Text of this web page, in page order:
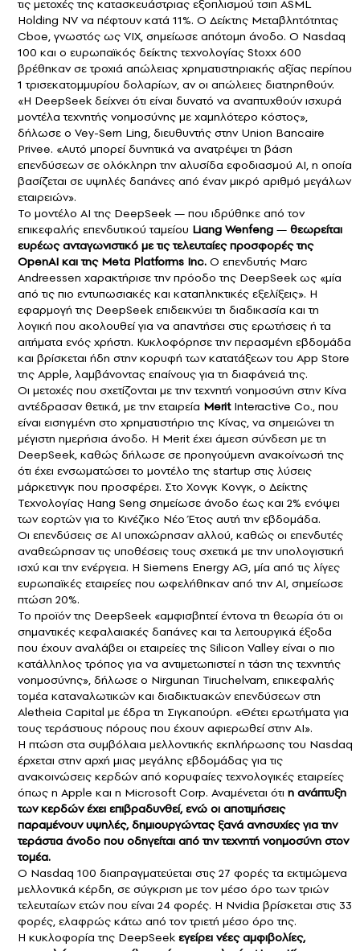
τις μετοχές της κατασκευάστριας εξοπλισμού τσιπ ASML
Holding NV να πέφτουν κατά 11%. Ο Δείκτης Μεταβλητότητας
Cboe, γνωστός ως VIX, σημείωσε απότομη άνοδο. Ο Nasdaq
100 και ο ευρωπαϊκός δείκτης τεχνολογίας Stoxx 600
βρέθηκαν σε τροχιά απώλειας χρηματιστηριακής αξίας περίπου
1 τρισεκατομμυρίου δολαρίων, αν οι απώλειες διατηρηθούν.
«Η DeepSeek δείχνει ότι είναι δυνατό να αναπτυχθούν ισχυρά
μοντέλα τεχνητής νοημοσύνης με χαμηλότερο κόστος»,
δήλωσε ο Vey-Sern Ling, διευθυντής στην Union Bancaire
Privee. «Αυτό μπορεί δυνητικά να ανατρέψει τη βάση
επενδύσεων σε ολόκληρη την αλυσίδα εφοδιασμού AI, η οποία
βασίζεται σε υψηλές δαπάνες από έναν μικρό αριθμό μεγάλων
εταιρειών».
Το μοντέλο AI της DeepSeek — που ιδρύθηκε από τον
επικεφαλής επενδυτικού ταμείου Liang Wenfeng — θεωρείται
ευρέως ανταγωνιστικό με τις τελευταίες προσφορές της
OpenAI και της Meta Platforms Inc. Ο επενδυτής Marc
Andreessen χαρακτήρισε την πρόοδο της DeepSeek ως «μία
από τις πιο εντυπωσιακές και καταπληκτικές εξελίξεις». Η
εφαρμογή της DeepSeek επιδεικνύει τη διαδικασία και τη
λογική που ακολουθεί για να απαντήσει στις ερωτήσεις ή τα
αιτήματα ενός χρήστη. Κυκλοφόρησε την περασμένη εβδομάδα
και βρίσκεται ήδη στην κορυφή των κατατάξεων του App Store
της Apple, λαμβάνοντας επαίνους για τη διαφάνειά της.
Οι μετοχές που σχετίζονται με την τεχνητή νοημοσύνη στην Κίνα
αντέδρασαν θετικά, με την εταιρεία MeritInteractive Co., που
είναι εισηγμένη στο χρηματιστήριο της Κίνας, να σημειώνει τη
μέγιστη ημερήσια άνοδο. Η Merit έχει άμεση σύνδεση με τη
DeepSeek, καθώς δήλωσε σε προηγούμενη ανακοίνωσή της
ότι έχει ενσωματώσει το μοντέλο της startup στις λύσεις
μάρκετινγκ που προσφέρει. Στο Χονγκ Κονγκ, ο Δείκτης
Τεχνολογίας Hang Seng σημείωσε άνοδο έως και 2% ενόψει
των εορτών για το Κινέζικο Νέο Έτος αυτή την εβδομάδα.
Οι επενδύσεις σε AI υποχώρησαν αλλού, καθώς οι επενδυτές
αναθεώρησαν τις υποθέσεις τους σχετικά με την υπολογιστική
ισχύ και την ενέργεια. Η Siemens Energy AG, μία από τις λίγες
ευρωπαϊκές εταιρείες που ωφελήθηκαν από την AI, σημείωσε
πτώση 20%.
Το προϊόν της DeepSeek «αμφισβητεί έντονα τη θεωρία ότι οι
σημαντικές κεφαλαιακές δαπάνες και τα λειτουργικά έξοδα
που έχουν αναλάβει οι εταιρείες της Silicon Valley είναι ο πιο
κατάλληλος τρόπος για να αντιμετωπιστεί η τάση της τεχνητής
νοημοσύνης», δήλωσε ο Nirgunan Tiruchelvam, επικεφαλής
τομέα καταναλωτικών και διαδικτυακών επενδύσεων στη
Aletheia Capital με έδρα τη Σιγκαπούρη. «Θέτει ερωτήματα για
τους τεράστιους πόρους που έχουν αφιερωθεί στην AI».
Η πτώση στα συμβόλαια μελλοντικής εκπλήρωσης του Nasdaq
έρχεται στην αρχή μιας μεγάλης εβδομάδας για τις
ανακοινώσεις κερδών από κορυφαίες τεχνολογικές εταιρείες
όπως η Apple και η Microsoft Corp. Αναμένεται ότι η ανάπτυξη
των κερδών έχει επιβραδυνθεί, ενώ οι αποτιμήσεις
παραμένουν υψηλές, δημιουργώντας ξανά ανησυχίες για την
τεράστια άνοδο που οδηγείται από την τεχνητή νοημοσύνη στον
τομέα.
Ο Nasdaq 100 διαπραγματεύεται στις 27 φορές τα εκτιμώμενα
μελλοντικά κέρδη, σε σύγκριση με τον μέσο όρο των τριών
τελευταίων ετών που είναι 24 φορές. Η Nvidia βρίσκεται στις 33
φορές, ελαφρώς κάτω από τον τριετή μέσο όρο της.
Η κυκλοφορία της DeepSeek εγείρει νέες αμφιβολίες,